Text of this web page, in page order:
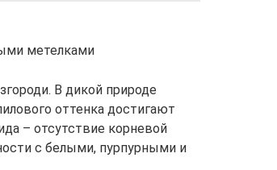
метелками
В дикой природе
оттенка достигают
– отсутствие корневой
с белыми, пурпурными и